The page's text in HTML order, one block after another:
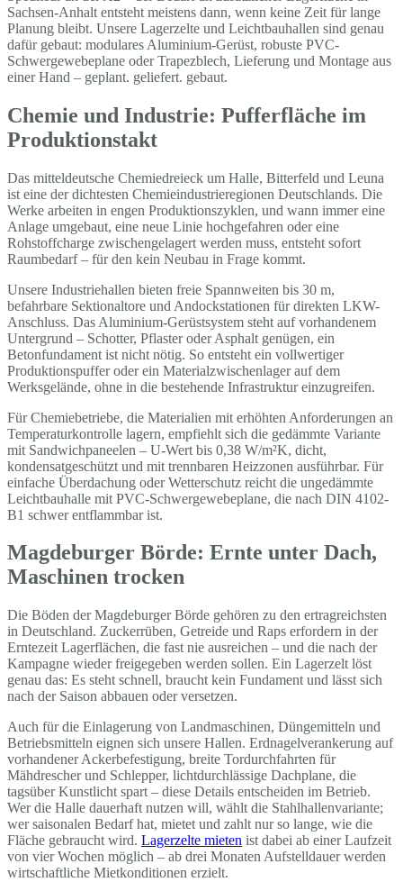
Sachsen-Anhalt entsteht meistens dann, wenn keine Zeit für lange
Planung bleibt. Unsere Lagerzelte und Leichtbauhallen sind genau
dafür gebaut: modulares Aluminium-Gerüst, robuste PVC-
Schwergewebeplane oder Trapezblech, Lieferung und Montage aus
einer Hand – geplant. geliefert. gebaut.
Chemie und Industrie: Pufferfläche im
Produktionstakt
Das mitteldeutsche Chemiedreieck um Halle, Bitterfeld und Leuna
ist eine der dichtesten Chemieindustrieregionen Deutschlands. Die
Werke arbeiten in engen Produktionszyklen, und wann immer eine
Anlage umgebaut, eine neue Linie hochgefahren oder eine
Rohstoffcharge zwischengelagert werden muss, entsteht sofort
Raumbedarf – für den kein Neubau in Frage kommt.
Unsere Industriehallen bieten freie Spannweiten bis 30 m,
befahrbare Sektionaltore und Andockstationen für direkten LKW-
Anschluss. Das Aluminium-Gerüstsystem steht auf vorhandenem
Untergrund – Schotter, Pflaster oder Asphalt genügen, ein
Betonfundament ist nicht nötig. So entsteht ein vollwertiger
Produktionspuffer oder ein Materialzwischenlager auf dem
Werksgelände, ohne in die bestehende Infrastruktur einzugreifen.
Für Chemiebetriebe, die Materialien mit erhöhten Anforderungen an
Temperaturkontrolle lagern, empfiehlt sich die gedämmte Variante
mit Sandwichpaneelen – U-Wert bis 0,38 W/m²K, dicht,
kondensatgeschützt und mit trennbaren Heizzonen ausführbar. Für
einfache Überdachung oder Wetterschutz reicht die ungedämmte
Leichtbauhalle mit PVC-Schwergewebeplane, die nach DIN 4102-
B1 schwer entflammbar ist.
Magdeburger Börde: Ernte unter Dach,
Maschinen trocken
Die Böden der Magdeburger Börde gehören zu den ertragreichsten
in Deutschland. Zuckerrüben, Getreide und Raps erfordern in der
Erntezeit Lagerflächen, die fast nie ausreichen – und die nach der
Kampagne wieder freigegeben werden sollen. Ein Lagerzelt löst
genau das: Es steht schnell, braucht kein Fundament und lässt sich
nach der Saison abbauen oder versetzen.
Auch für die Einlagerung von Landmaschinen, Düngemitteln und
Betriebsmitteln eignen sich unsere Hallen. Erdnagelverankerung auf
vorhandener Ackerbefestigung, breite Tordurchfahrten für
Mähdrescher und Schlepper, lichtdurchlässige Dachplane, die
tagsüber Kunstlicht spart – diese Details entscheiden im Betrieb.
Wer die Halle dauerhaft nutzen will, wählt die Stahlhallenvariante;
wer saisonalen Bedarf hat, mietet und zahlt nur so lange, wie die
Fläche gebraucht wird. Lagerzelte mieten ist dabei ab einer Laufzeit
von vier Wochen möglich – ab drei Monaten Aufstelldauer werden
wirtschaftliche Mietkonditionen erzielt.